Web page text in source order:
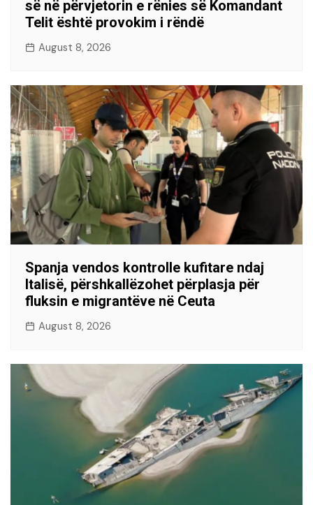
së në përvjetorin e rënies së Komandant
Telit është provokim i rëndë
August 8, 2026
Spanja vendos kontrolle kufitare ndaj
Italisë, përshkallëzohet përplasja për
fluksin e migrantëve në Ceuta
August 8, 2026